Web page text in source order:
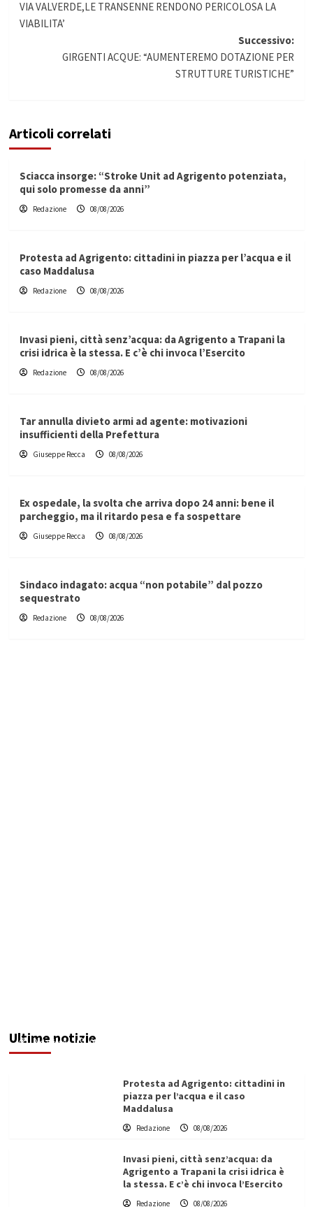
articolo
VIA VALVERDE,LE TRANSENNE RENDONO PERICOLOSA LA
VIABILITA’
Successivo:
GIRGENTI ACQUE: “AUMENTEREMO DOTAZIONE PER
STRUTTURE TURISTICHE”
Articoli correlati
Sciacca insorge: “Stroke Unit ad Agrigento potenziata,
qui solo promesse da anni”
Redazione 08/08/2026
Protesta ad Agrigento: cittadini in piazza per l’acqua e il
caso Maddalusa
Redazione 08/08/2026
Invasi pieni, città senz’acqua: da Agrigento a Trapani la
crisi idrica è la stessa. E c’è chi invoca l’Esercito
Redazione 08/08/2026
Tar annulla divieto armi ad agente: motivazioni
insufficienti della Prefettura
Giuseppe Recca 08/08/2026
Ex ospedale, la svolta che arriva dopo 24 anni: bene il
parcheggio, ma il ritardo pesa e fa sospettare
Giuseppe Recca 08/08/2026
Sindaco indagato: acqua “non potabile” dal pozzo
sequestrato
Redazione 08/08/2026
Ultime notizie
Redazione 08/08/2026
Protesta ad Agrigento: cittadini in
piazza per l’acqua e il caso
Maddalusa
Redazione 08/08/2026
Invasi pieni, città senz’acqua: da
Agrigento a Trapani la crisi idrica è
la stessa. E c’è chi invoca l’Esercito
Redazione 08/08/2026